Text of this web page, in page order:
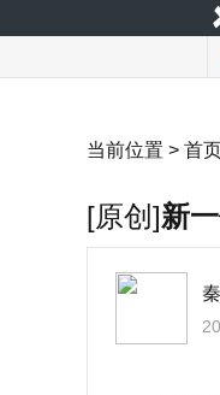
当前位置 > 首
[原创]新